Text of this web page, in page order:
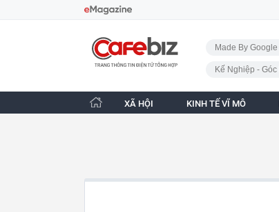
CafeBiz - Trang chủ
Made By
Kế Nghiệp -
XÃ HỘI KINH TẾ VĨ MÔ